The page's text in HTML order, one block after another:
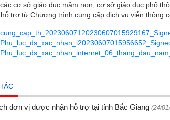
cơ sở giáo dục mầm non, cơ sở giáo dục phổ
trợ từ Chương trình cung cấp dịch vụ viễn thông
đơn vị được nhận hỗ trợ tại tỉnh Bắc Giang (24/